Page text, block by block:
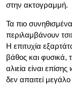
στην ακτογραμμή.
Τα πιο
περιλαμβάνουν
Η επιτυχία
βάθος και φυσικά,
αλιεία είναι
δεν απαιτεί